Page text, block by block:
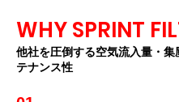
WHY SPRINT
他社を圧倒する空気流入量・集
テナンス性